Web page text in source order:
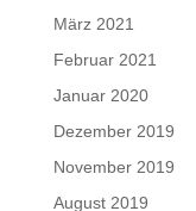
März 2021
Februar 2021
Januar 2020
Dezember 2019
November 2019
August 2019